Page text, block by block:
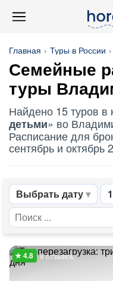
Главная Туры в России
Семейные
туры
Найдено 15 туров в
детьми» во
Расписание для
сентябрь и октябрь
Выбрать дату
8 отзывов